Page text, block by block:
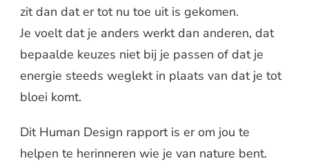
zit dan dat er tot nu toe uit is gekomen.
Je voelt dat je anders werkt dan anderen, dat
bepaalde keuzes niet bij je passen of dat je
energie steeds weglekt in plaats van dat je tot
bloei komt.
Dit Human Design rapport is er om jou te
helpen te herinneren wie je van nature bent.